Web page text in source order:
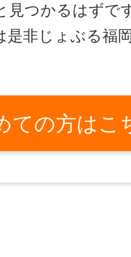
見つかるはずで
是非じょぶる福
ての方はこ